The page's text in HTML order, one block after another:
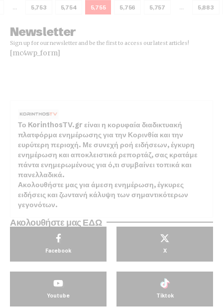
… 5,753 5,754 5,755 5,756 5,757 … 5,883
Newsletter
Sign up for our newsletter and be the first to access our latest articles!
[mc4wp_form]
Το KorinthosTV.gr είναι η κορυφαία διαδικτυακή
πλατφόρμα ενημέρωσης για την Κορινθία και την
ευρύτερη περιοχή. Με συνεχή ροή ειδήσεων, έγκυρη
ενημέρωση και αποκλειστικά ρεπορτάζ, σας κρατάμε
πάντα ενημερωμένους για ό,τι συμβαίνει τοπικά και
πανελλαδικά.
Ακολουθήστε μας για άμεση ενημέρωση, έγκυρες
ειδήσεις και ζωντανή κάλυψη των σημαντικότερων
γεγονότων.
Ακολουθήστε μας ΕΔΩ
Facebook X
Youtube Tiktok